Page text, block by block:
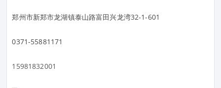
郑州市新郑市龙湖镇泰山路富田兴龙湾32-1-601
0371-55881171
15981832001